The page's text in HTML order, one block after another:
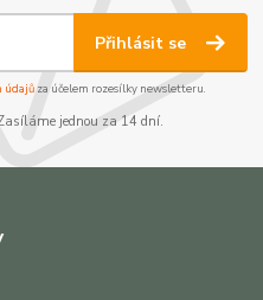
Přihlásit se
údajůza účelem rozesílky newsletteru.
jednou za 14 dní.